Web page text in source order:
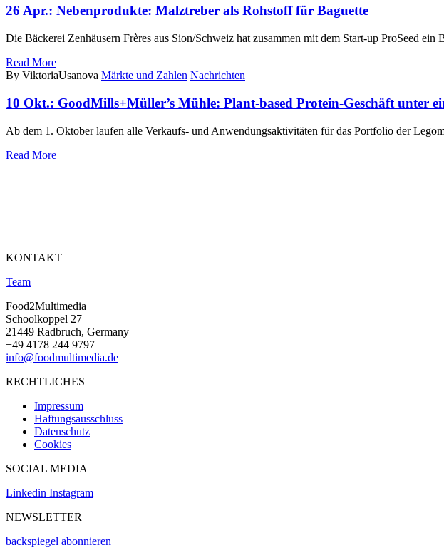
26 Apr.: Nebenprodukte: Malztreber als Rohstoff für Baguette
Die Bäckerei Zenhäusern Frères aus Sion/Schweiz hat zusammen mit dem Start-up ProSeed
Read More
By ViktoriaUsanova Märkte und Zahlen Nachrichten
10 Okt.: GoodMills+Müller’s Mühle: Plant-based Protein-Geschäft unter
Ab dem 1. Oktober laufen alle Verkaufs- und Anwendungsaktivitäten für das Portfolio der
Read More
KONTAKT
Team
Food2Multimedia
Schoolkoppel 27
21449 Radbruch, Germany
+49 4178 244 9797
info@foodmultimedia.de
RECHTLICHES
Impressum
Haftungsausschluss
Datenschutz
Cookies
SOCIAL MEDIA
Linkedin Instagram
NEWSLETTER
backspiegel abonnieren